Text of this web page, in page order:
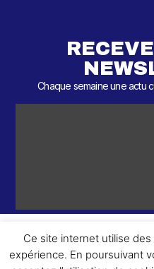
Chaque semaine une actu
ème
Ce site internet utilise
expérience. En poursuivant